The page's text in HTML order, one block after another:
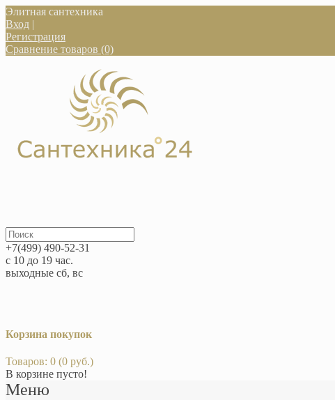
Элитная сантехника
Вход |
Регистрация
Сравнение товаров (0)
+7(499) 490-52-31
с 10 до 19 час.
выходные сб, вс
Корзина покупок
Товаров: 0 (0 руб.)
В корзине пусто!
Меню